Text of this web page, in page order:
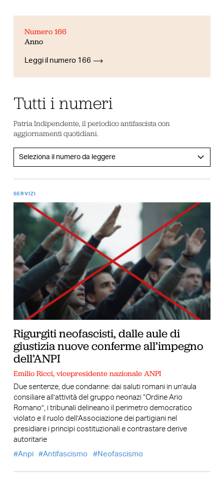
Numero 166
Anno
Leggi il numero 166
Tutti i numeri
Patria Indipendente, il periodico antifascista con
aggiornamenti quotidiani.
SERVIZI
Rigurgiti neofascisti, dalle aule di
giustizia nuove conferme all’impegno
dell’ANPI
Emilio Ricci, vicepresidente nazionale ANPI
Due sentenze, due condanne: dai saluti romani in un’aula
consiliare all’attività del gruppo neonazi “Ordine Ario
Romano”, i tribunali delineano il perimetro democratico
violato e il ruolo dell’Associazione dei partigiani nel
presidiare i principi costituzionali e contrastare derive
autoritarie
Anpi
Antifascismo Neofascismo